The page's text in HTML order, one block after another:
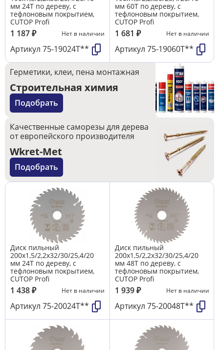
мм 24Т по дереву, с
тефлоновым покрытием,
CUTOP Profi
1 187₽ Нет в наличии
Артикул 75-19024Т**
мм 60Т по дереву, с
тефлоновым покрытием,
CUTOP Profi
1 681 ₽ Нет в наличии
Артикул 75-19060Т**
Герметики, клеи, пена монтажная
Строительная химия
Подобрать
Качественные саморезы для дерева
от европейского производителя
Wkret-Met
Подобрать
Диск пильный
200х1,5/2,2х32/30/25,4/20
мм 24Т по дереву, с
тефлоновым покрытием,
CUTOP Profi
1 438₽ Нет в наличии
Артикул 75-20024Т**
Диск пильный
200х1,5/2,2х32/30/25,4/20
мм 48Т по дереву, с
тефлоновым покрытием,
CUTOP Profi
1 939₽ Нет в наличии
Артикул 75-20048Т**